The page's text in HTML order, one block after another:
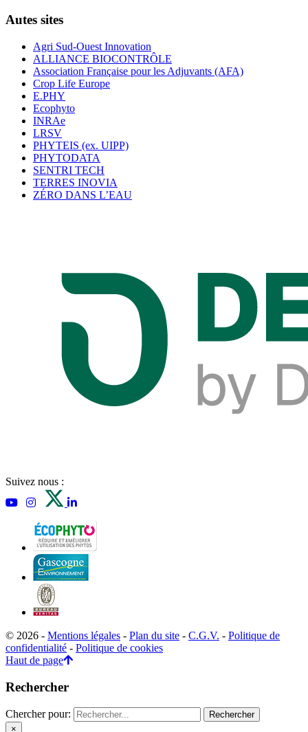
Autes sites
Agri Sud-Ouest Innovation
ALLIANCE BIOCONTRÔLE
Association Française pour les Adjuvants (AFA)
Crop Life Europe
E.PHY
Ecophyto
INRAe
LRSV
PHYTEIS (ex. UIPP)
PHYTODATA
SENTRI TECH
TERRES INOVIA
ZÉRO DANS L’EAU
Suivez nous :
© 2026 - Mentions légales - Plan du site - C.G.V. - Politique de
confidentialité - Politique de cookies
Haut de page
Rechercher
Chercher pour:
×